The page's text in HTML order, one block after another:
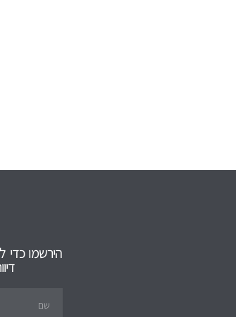
הירשמו כדי